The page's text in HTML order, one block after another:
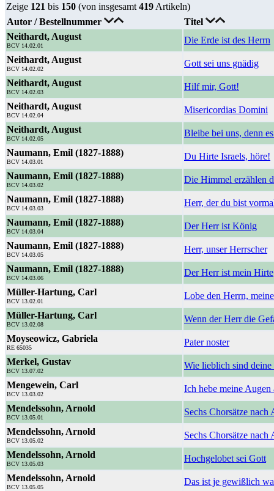
Zeige 121 bis 150 (von insgesamt 419 Artikeln)
Autor / Bestellnummer
Titel
Neithardt, August
BCV 14.02.01
Die Erde ist des Herrn
Neithardt, August
BCV 14.02.02
Gott sei uns gnädig
Neithardt, August
BCV 14.02.03
Hilf mir, Gott!
Neithardt, August
BCV 14.02.04
Misericordias Domini
Neithardt, August
BCV 14.02.05
Bleibe bei uns, denn
Naumann, Emil (1827-1888)
BCV 14.03.01
Du Hirte Israels, höre!
Naumann, Emil (1827-1888)
BCV 14.03.02
Die Himmel erzählen
Naumann, Emil (1827-1888)
BCV 14.03.03
Herr, der du bist
Naumann, Emil (1827-1888)
BCV 14.03.04
Der Herr ist König
Naumann, Emil (1827-1888)
BCV 14.03.05
Herr, unser Herrscher
Naumann, Emil (1827-1888)
BCV 14.03.06
Der Herr ist mein Hirte
Müller-Hartung, Carl
BCV 13.02.01
Lobe den Herrn,
Müller-Hartung, Carl
BCV 13.02.08
Wenn der Herr die
Moyseowicz, Gabriela
RE 65035
Pater noster
Merkel, Gustav
BCV 13.07.02
Wie lieblich sind deine
Mengewein, Carl
BCV 13.03.02
Ich hebe meine
Mendelssohn, Arnold
BCV 13.05.01
Sechs Chorsätze
Mendelssohn, Arnold
BCV 13.05.02
Sechs Chorsätze
Mendelssohn, Arnold
BCV 13.05.03
Hochgelobet sei Gott
Mendelssohn, Arnold
BCV 13.05.05
Das ist je gewißlich